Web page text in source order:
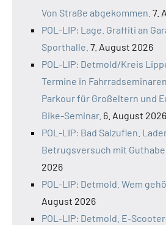
Von Straße abgekommen. 7.
POL-LIP: Lage. Graffiti an
Sporthalle. 7. August 2026
POL-LIP: Detmold/Kreis
Termine in
Parkour für Großeltern und
Bike-Seminar. 6. August 2026
POL-LIP: Bad Salzuflen.
Betrugsversuch mit
2026
POL-LIP: Detmold. Wem
August 2026
POL-LIP: Detmold. E-